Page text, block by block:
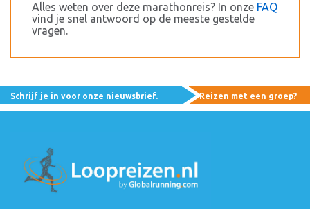
Alles weten over deze marathonreis? In onze FAQ
vind je snel antwoord op de meeste gestelde
vragen.
Schrijf je in voor onze nieuwsbrief. Reizen met een groep?